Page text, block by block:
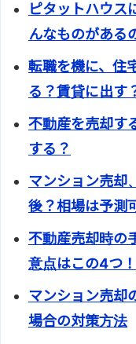
ピタットハウス
んなものがある
転職を機に、住
る？賃貸に出す
不動産を売却す
する？
マンション売却
後？相場は予測
不動産売却時の
意点はこの4つ！
マンション売却
場合の対策方法